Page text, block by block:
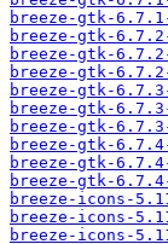
breeze-gtk-
breeze-gtk-
breeze-gtk-
breeze-gtk-
breeze-gtk-
breeze-gtk-
breeze-gtk-
breeze-gtk-
breeze-gtk-
breeze-gtk-
breeze-icons-
breeze-icons-
breeze-icons-